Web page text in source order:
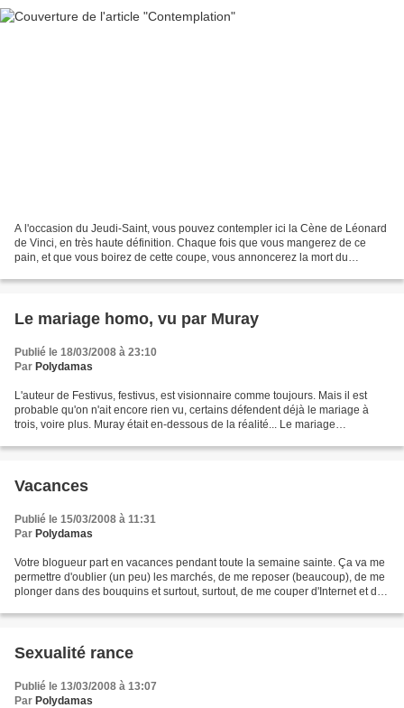
A l'occasion du Jeudi-Saint, vous pouvez contempler ici la Cène de Léonard
de Vinci, en très haute définition. Chaque fois que vous mangerez de ce
pain, et que vous boirez de cette coupe, vous annoncerez la mort du
Le mariage homo, vu par Muray
Publié le 18/03/2008 à 23:10
Par Polydamas
L'auteur de Festivus, festivus, est visionnaire comme toujours. Mais il est
probable qu'on n'ait encore rien vu, certains défendent déjà le mariage à
trois, voire plus. Muray était en-dessous de la réalité... Le mariage
Vacances
Publié le 15/03/2008 à 11:31
Par Polydamas
Votre blogueur part en vacances pendant toute la semaine sainte. Ça va me
permettre d'oublier (un peu) les marchés, de me reposer (beaucoup), de me
plonger dans des bouquins et surtout, surtout, de me couper d'Internet et des
Sexualité rance
Publié le 13/03/2008 à 13:07
Par Polydamas